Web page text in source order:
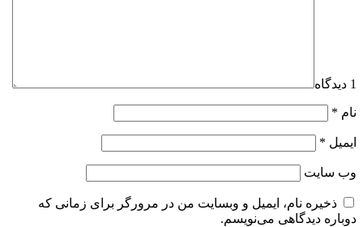
1 دیدگاه
نام *
ایمیل *
وب‌ سایت
ذخیره نام، ایمیل و وبسایت من در مرورگر برای زمانی که
دوباره دیدگاهی می‌نویسم.